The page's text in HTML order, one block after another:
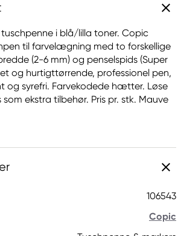
i blå/lilla toner. Copic
til farvelægning med to forskellige
(2-6 mm) og penselspids (Super
og hurtigttørrende, professionel pen,
og syrefri. Farvekodede hætter. Løse
ekstra tilbehør. Pris pr. stk. Mauve
106543
Copic